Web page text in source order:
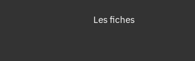
Les fiches